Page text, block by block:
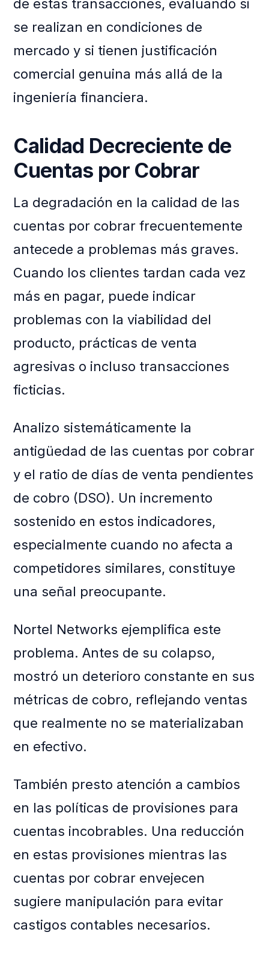
de estas transacciones, evaluando si
se realizan en condiciones de
mercado y si tienen justificación
comercial genuina más allá de la
ingeniería financiera.
Calidad Decreciente de
Cuentas por Cobrar
La degradación en la calidad de las
cuentas por cobrar frecuentemente
antecede a problemas más graves.
Cuando los clientes tardan cada vez
más en pagar, puede indicar
problemas con la viabilidad del
producto, prácticas de venta
agresivas o incluso transacciones
ficticias.
Analizo sistemáticamente la
antigüedad de las cuentas por cobrar
y el ratio de días de venta pendientes
de cobro (DSO). Un incremento
sostenido en estos indicadores,
especialmente cuando no afecta a
competidores similares, constituye
una señal preocupante.
Nortel Networks ejemplifica este
problema. Antes de su colapso,
mostró un deterioro constante en sus
métricas de cobro, reflejando ventas
que realmente no se materializaban
en efectivo.
También presto atención a cambios
en las políticas de provisiones para
cuentas incobrables. Una reducción
en estas provisiones mientras las
cuentas por cobrar envejecen
sugiere manipulación para evitar
castigos contables necesarios.